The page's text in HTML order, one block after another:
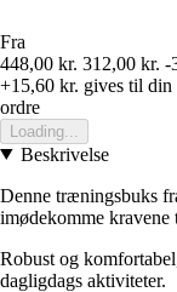
Fra
448,00 kr. 312,00 kr. -
+15,60 kr. gives til din
ordre
Loading...
Beskrivelse
Denne træningsbuks
imødekomme
Robust og
dagligdags aktiviteter.